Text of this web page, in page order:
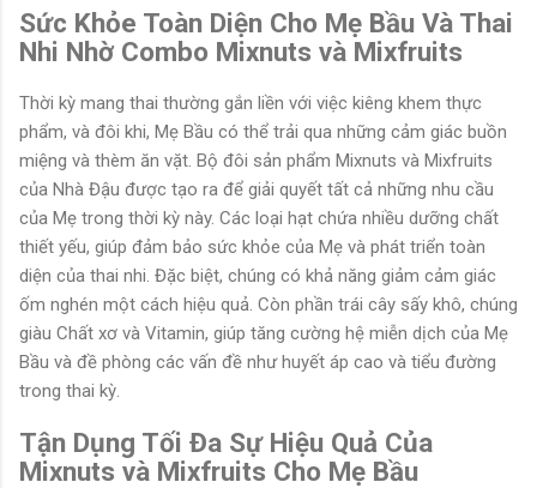
Sức Khỏe Toàn Diện Cho Mẹ Bầu Và Thai
Nhi Nhờ Combo Mixnuts và Mixfruits
Thời kỳ mang thai thường gắn liền với việc kiêng khem thực
phẩm, và đôi khi, Mẹ Bầu có thể trải qua những cảm giác buồn
miệng và thèm ăn vặt. Bộ đôi sản phẩm Mixnuts và Mixfruits
của Nhà Đậu được tạo ra để giải quyết tất cả những nhu cầu
của Mẹ trong thời kỳ này. Các loại hạt chứa nhiều dưỡng chất
thiết yếu, giúp đảm bảo sức khỏe của Mẹ và phát triển toàn
diện của thai nhi. Đặc biệt, chúng có khả năng giảm cảm giác
ốm nghén một cách hiệu quả. Còn phần trái cây sấy khô, chúng
giàu Chất xơ và Vitamin, giúp tăng cường hệ miễn dịch của Mẹ
Bầu và đề phòng các vấn đề như huyết áp cao và tiểu đường
trong thai kỳ.
Tận Dụng Tối Đa Sự Hiệu Quả Của
Mixnuts và Mixfruits Cho Mẹ Bầu